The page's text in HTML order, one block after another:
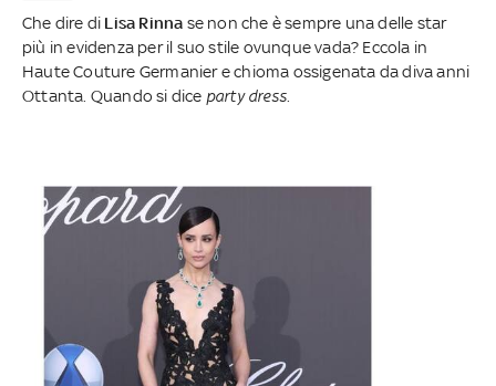
Che dire di Lisa Rinna se non che è sempre una delle star
più in evidenza per il suo stile ovunque vada? Eccola in
Haute Couture Germanier e chioma ossigenata da diva anni
Ottanta. Quando si dice party dress